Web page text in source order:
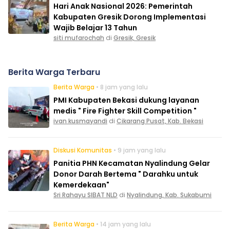
Hari Anak Nasional 2026: Pemerintah
Kabupaten Gresik Dorong Implementasi
Wajib Belajar 13 Tahun
siti mufarochah di Gresik, Gresik
Berita Warga Terbaru
Berita Warga • 8 jam yang lalu
PMI Kabupaten Bekasi dukung layanan
medis " Fire Fighter Skill Competition "
ivan kusmayandi di Cikarang Pusat, Kab. Bekasi
Diskusi Komunitas • 9 jam yang lalu
Panitia PHN Kecamatan Nyalindung Gelar
Donor Darah Bertema " Darahku untuk
Kemerdekaan"
Sri Rahayu SIBAT NLD di Nyalindung, Kab. Sukabumi
Berita Warga • 14 jam yang lalu